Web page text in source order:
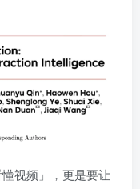
视频」，更是要让